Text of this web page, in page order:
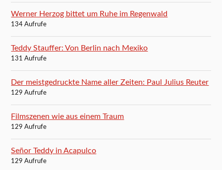
Werner Herzog bittet um Ruhe im Regenwald
134 Aufrufe
Teddy Stauffer: Von Berlin nach Mexiko
131 Aufrufe
Der meistgedruckte Name aller Zeiten: Paul Julius Reuter
129 Aufrufe
Filmszenen wie aus einem Traum
129 Aufrufe
Señor Teddy in Acapulco
129 Aufrufe